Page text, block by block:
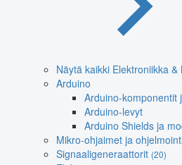
Näytä kaikki Elektroniikka
Arduino
Arduino-komponentit
Arduino-levyt
Arduino Shields ja
Mikro-ohjaimet ja
Signaaligeneraattorit (20)